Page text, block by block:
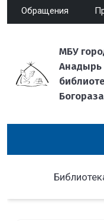
Обращения
МБУ
Анадырь